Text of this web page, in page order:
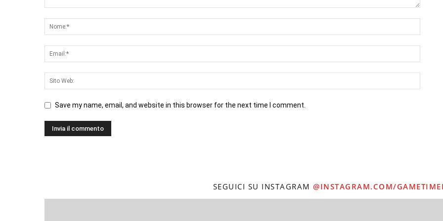
Save my name, email, and website in this browser for the next time I comment.
SEGUICI SU INSTAGRAM @INSTAGRAM.COM/